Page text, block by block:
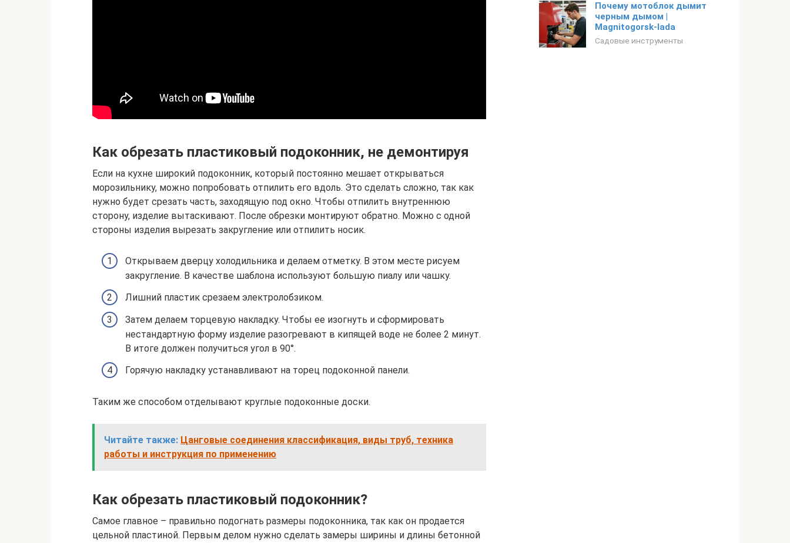
Как обрезать пластиковый подоконник, не демонтируя
Если на кухне широкий подоконник, который постоянно мешает открываться
морозильнику, можно попробовать отпилить его вдоль. Это сделать сложно, так как
нужно будет срезать часть, заходящую под окно. Чтобы отпилить внутреннюю
сторону, изделие вытаскивают. После обрезки монтируют обратно. Можно с одной
стороны изделия вырезать закругление или отпилить носик.
Открываем дверцу холодильника и делаем отметку. В этом месте рисуем
закругление. В качестве шаблона используют большую пиалу или чашку.
Лишний пластик срезаем электролобзиком.
Затем делаем торцевую накладку. Чтобы ее изогнуть и сформировать
нестандартную форму изделие разогревают в кипящей воде не более 2 минут.
В итоге должен получиться угол в 90°.
Горячую накладку устанавливают на торец подоконной панели.
Таким же способом отделывают круглые подоконные доски.
Читайте также: Цанговые соединения классификация, виды труб, техника
работы и инструкция по применению
Как обрезать пластиковый подоконник?
Самое главное – правильно подогнать размеры подоконника, так как он продается
цельной пластиной. Первым делом нужно сделать замеры ширины и длины бетонной
Почему мотоблок дымит
черным дымом |
Magnitogorsk-lada
Садовые инструменты